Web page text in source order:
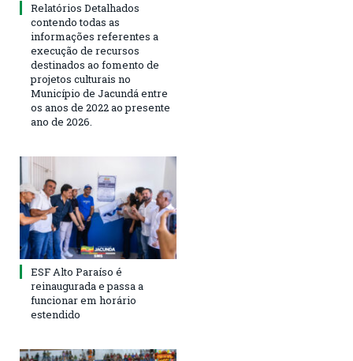
Relatórios Detalhados
contendo todas as
informações referentes a
execução de recursos
destinados ao fomento de
projetos culturais no
Município de Jacundá entre
os anos de 2022 ao presente
ano de 2026.
ESF Alto Paraíso é
reinaugurada e passa a
funcionar em horário
estendido